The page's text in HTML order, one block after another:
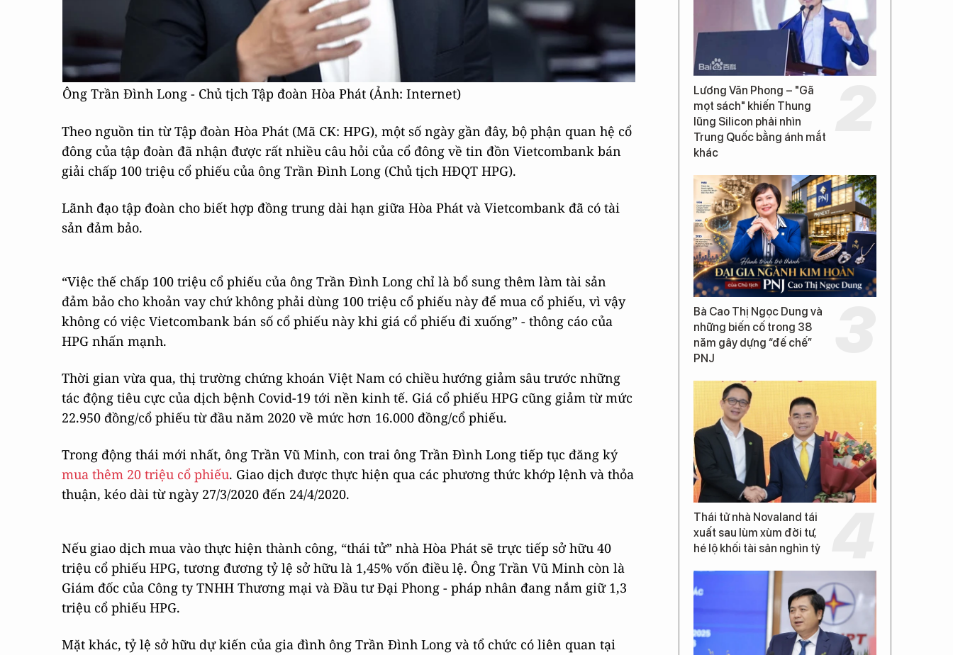
Ông Trần Đình Long - Chủ tịch Tập đoàn Hòa Phát (Ảnh: Internet)
Theo nguồn tin từ Tập đoàn Hòa Phát (Mã CK: HPG), một số ngày gần đây, bộ phận quan hệ cổ
đông của tập đoàn đã nhận được rất nhiều câu hỏi của cổ đông về tin đồn Vietcombank bán
giải chấp 100 triệu cổ phiếu của ông Trần Đình Long (Chủ tịch HĐQT HPG).
Lãnh đạo tập đoàn cho biết hợp đồng trung dài hạn giữa Hòa Phát và Vietcombank đã có tài
sản đảm bảo.
“Việc thế chấp 100 triệu cổ phiếu của ông Trần Đình Long chỉ là bổ sung thêm làm tài sản
đảm bảo cho khoản vay chứ không phải dùng 100 triệu cổ phiếu này để mua cổ phiếu, vì vậy
không có việc Vietcombank bán số cổ phiếu này khi giá cổ phiếu đi xuống” - thông cáo của
HPG nhấn mạnh.
Thời gian vừa qua, thị trường chứng khoán Việt Nam có chiều hướng giảm sâu trước những
tác động tiêu cực của dịch bệnh Covid-19 tới nền kinh tế. Giá cổ phiếu HPG cũng giảm từ mức
22.950 đồng/cổ phiếu từ đầu năm 2020 về mức hơn 16.000 đồng/cổ phiếu.
Trong động thái mới nhất, ông Trần Vũ Minh, con trai ông Trần Đình Long tiếp tục đăng ký
mua thêm 20 triệu cổ phiếu. Giao dịch được thực hiện qua các phương thức khớp lệnh và thỏa
thuận, kéo dài từ ngày 27/3/2020 đến 24/4/2020.
Nếu giao dịch mua vào thực hiện thành công, “thái tử” nhà Hòa Phát sẽ trực tiếp sở hữu 40
triệu cổ phiếu HPG, tương đương tỷ lệ sở hữu là 1,45% vốn điều lệ. Ông Trần Vũ Minh còn là
Giám đốc của Công ty TNHH Thương mại và Đầu tư Đại Phong - pháp nhân đang nắm giữ 1,3
triệu cổ phiếu HPG.
Mặt khác, tỷ lệ sở hữu dự kiến của gia đình ông Trần Đình Long và tổ chức có liên quan tại
Lương Văn Phong – "Gã
mọt sách" khiến Thung
lũng Silicon phải nhìn
Trung Quốc bằng ánh mắt
khác
Bà Cao Thị Ngọc Dung và
những biến cố trong 38
năm gây dựng “đế chế”
PNJ
Thái tử nhà Novaland tái
xuất sau lùm xùm đời tư,
hé lộ khối tài sản nghìn tỷ